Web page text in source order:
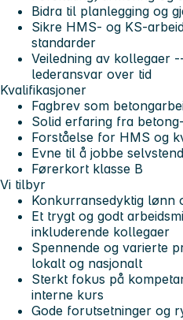
Bidra til planlegging og
Sikre HMS- og KS-
standarder
Veiledning av kollegaer
lederansvar over tid
Kvalifikasjoner
Fagbrev som
Solid erfaring fra
Forståelse for HMS og
Evne til å jobbe
Førerkort klasse B
Vi tilbyr
Konkurransedyktig lønn
Et trygt og godt
inkluderende kollegaer
Spennende og varierte
lokalt og nasjonalt
Sterkt fokus på
interne kurs
Gode forutsetninger og